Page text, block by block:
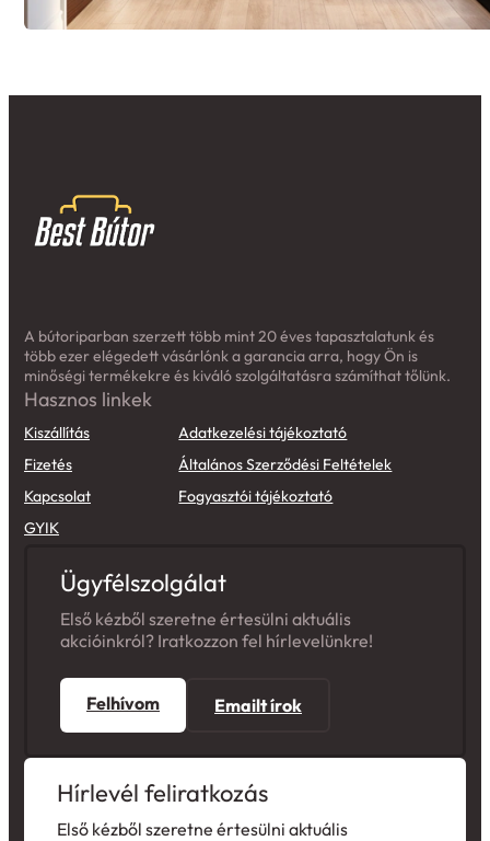
több ezer elégedett vásárlónk a garancia arra, hogy Ön is
minőségi termékekre és kiváló szolgáltatásra számíthat tőlünk.
Hasznos linkek
Kiszállítás
Fizetés
Kapcsolat
GYIK
Általános Szerződési Feltételek
Fogyasztói tájékoztató
Első kézből szeretne értesülni aktuális
akcióinkról? Iratkozzon fel hírlevelünkre!
Felhívom
Hírlevél feliratkozás
Első kézből szeretne értesülni aktuális
akcióinkról? Iratkozzon fel hírlevelünkre!